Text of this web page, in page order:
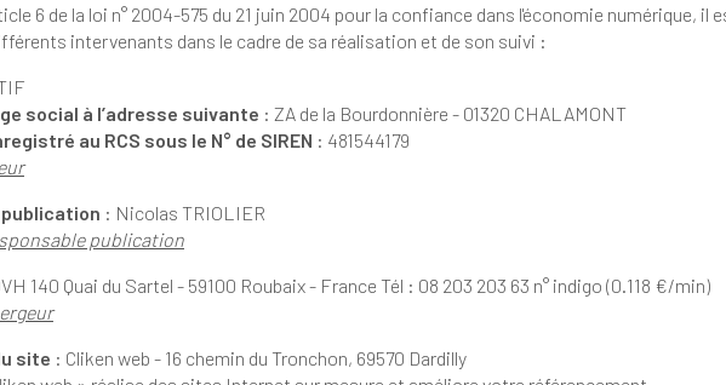
la loi n° 2004-575 du 21 juin 2004 pour la confiance dans l'économie numérique, il est précisé aux utilisateurs du site
l'identité des différents intervenants dans le cadre de sa réalisation et de son suivi :
social à l’adresse suivante : ZA de la Bourdonnière - 01320 CHALAMONT
au RCS sous le N° de SIREN : 481544179
: Nicolas TRIOLIER
publication
: OVH 140 Quai du Sartel - 59100 Roubaix - France Tél : 08 203 203 63 n° indigo (0.118 €/min)
site : Cliken web - 16 chemin du Tronchon, 69570 Dardilly